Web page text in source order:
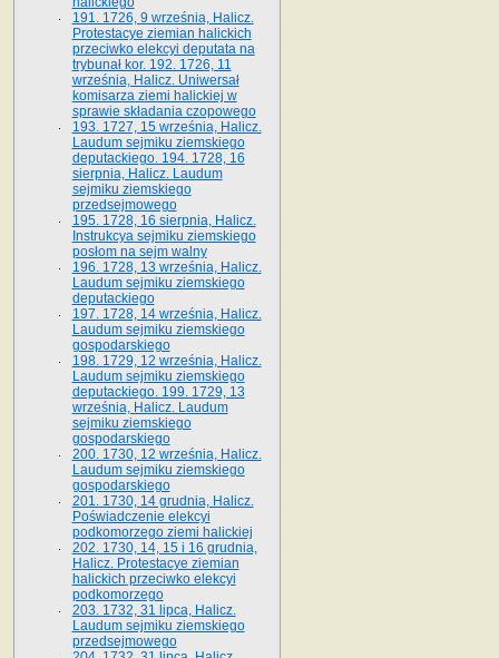
191. 1726, 9 września, Halicz.
Protestacye ziemian halickich
przeciwko elekcyi deputata na
trybunał kor. 192. 1726, 11
września, Halicz. Uniwersał
komisarza ziemi halickiej w
sprawie składania czopowego
193. 1727, 15 września, Halicz.
Laudum sejmiku ziemskiego
deputackiego. 194. 1728, 16
sierpnia, Halicz. Laudum
sejmiku ziemskiego
przedsejmowego
195. 1728, 16 sierpnia, Halicz.
Instrukcya sejmiku ziemskiego
posłom na sejm walny
196. 1728, 13 września, Halicz.
Laudum sejmiku ziemskiego
deputackiego
197. 1728, 14 września, Halicz.
Laudum sejmiku ziemskiego
gospodarskiego
198. 1729, 12 września, Halicz.
Laudum sejmiku ziemskiego
deputackiego. 199. 1729, 13
września, Halicz. Laudum
sejmiku ziemskiego
gospodarskiego
200. 1730, 12 września, Halicz.
Laudum sejmiku ziemskiego
gospodarskiego
201. 1730, 14 grudnia, Halicz.
Poświadczenie elekcyi
podkomorzego ziemi halickiej
202. 1730, 14, 15 i 16 grudnia,
Halicz. Protestacye ziemian
halickich przeciwko elekcyi
podkomorzego
203. 1732, 31 lipca, Halicz.
Laudum sejmiku ziemskiego
przedsejmowego